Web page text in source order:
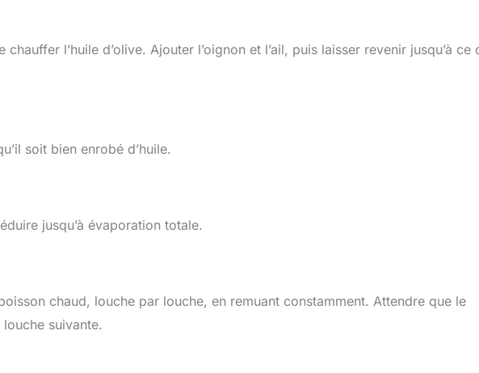
l’huile d’olive. Ajouter l’oignon et l’ail, puis laisser revenir jusqu’à ce
soit bien enrobé d’huile.
jusqu’à évaporation totale.
chaud, louche par louche, en remuant constamment. Attendre que le
suivante.